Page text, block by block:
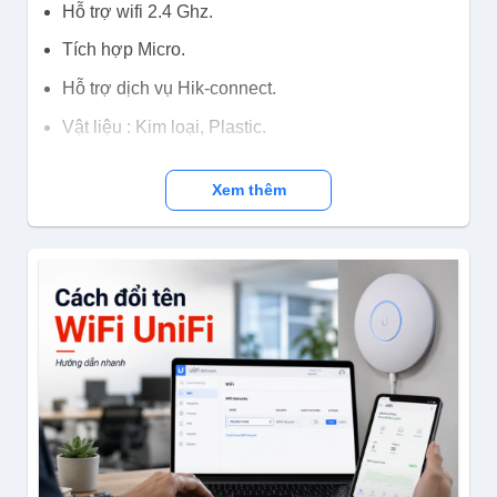
Hỗ trợ wifi 2.4 Ghz.
Tích hợp Micro.
Hỗ trợ dịch vụ Hik-connect.
Vật liệu : Kim loại, Plastic.
Xem thêm